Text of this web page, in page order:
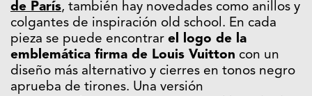
de París, también hay novedades como anillos y
colgantes de inspiración old school. En cada
pieza se puede encontrar el logo de la
emblemática firma de Louis Vuitton con un
diseño más alternativo y cierres en tonos negro
aprueba de tirones. Una versión